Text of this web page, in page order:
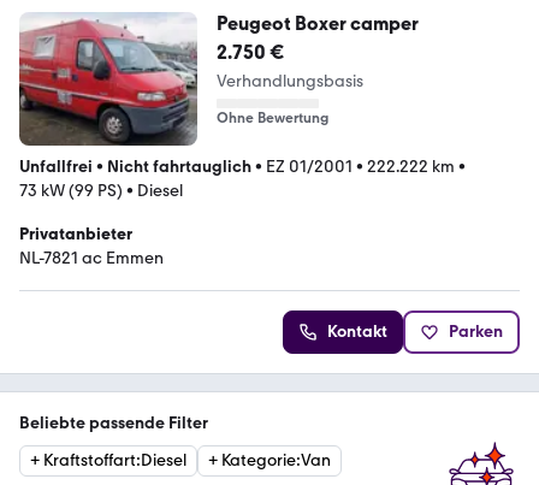
Peugeot Boxer camper
2.750 €
Verhandlungsbasis
Ohne Bewertung
Unfallfrei • Nicht fahrtauglich• EZ 01/2001 • 222.222 km •
73 kW (99 PS) • Diesel
Privatanbieter
NL-7821 ac Emmen
Kontakt Parken
Beliebte passende Filter
+ Kraftstoffart:Diesel + Kategorie:Van